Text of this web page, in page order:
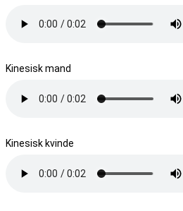
Kinesisk mand
Kinesisk kvinde